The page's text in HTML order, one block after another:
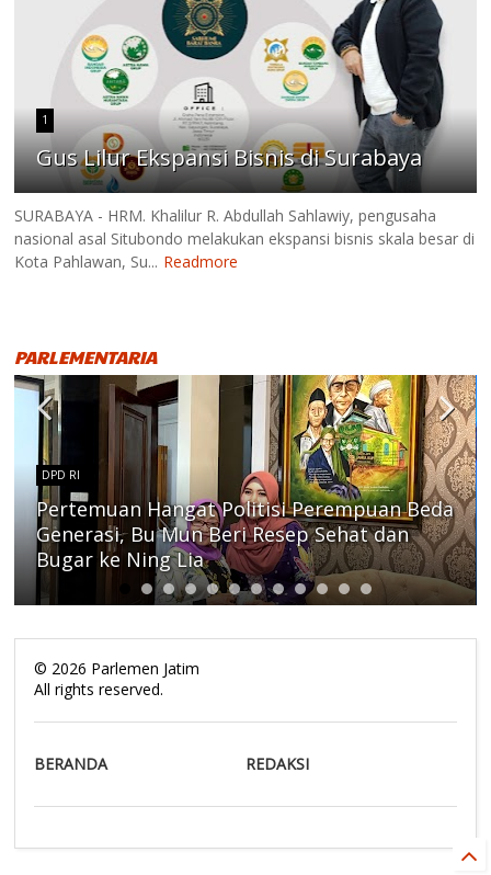
1
Gus Lilur Ekspansi Bisnis di Surabaya
SURABAYA - HRM. Khalilur R. Abdullah Sahlawiy, pengusaha
nasional asal Situbondo melakukan ekspansi bisnis skala besar di
Kota Pahlawan, Su... Readmore
PARLEMENTARIA
DPD RI
Pertemuan Hangat Politisi Perempuan Beda
Generasi, Bu Mun Beri Resep Sehat dan
Bugar ke Ning Lia
© 2026 Parlemen Jatim
All rights reserved.
BERANDA REDAKSI